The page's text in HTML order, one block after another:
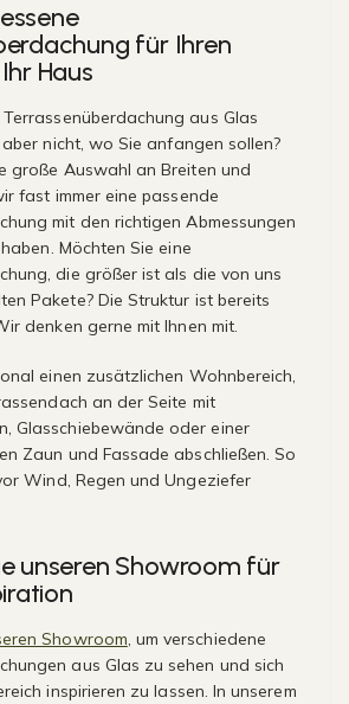
für Ihren
Haus
aus Glas
nicht, wo Sie anfangen sollen?
große Auswahl an Breiten und
fast immer eine passende
mit den richtigen Abmessungen
Möchten Sie eine
die größer ist als die von uns
Pakete? Die Struktur ist bereits
denken gerne mit Ihnen mit.
einen zusätzlichen Wohnbereich,
an der Seite mit
Glasschiebewände oder einer
Zaun und Fassade abschließen. So
Wind, Regen und Ungeziefer
unseren Showroom für
Showroom, um verschiedene
aus Glas zu sehen und sich
inspirieren zu lassen. In unserem